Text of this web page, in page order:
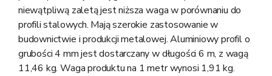
niewątpliwą zaletą jest niższa waga w porównaniu do
profili stalowych. Mają szerokie zastosowanie w
budownictwie i produkcji metalowej. Aluminiowy profil o
grubości 4 mm jest dostarczany w długości 6 m, z wagą
11,46 kg. Waga produktu na 1 metr wynosi 1,91 kg.